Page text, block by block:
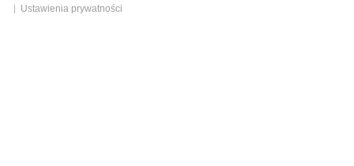
Ustawienia prywatności